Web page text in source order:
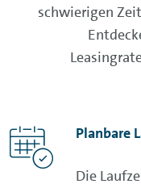
schwierigen
Planbare
Die